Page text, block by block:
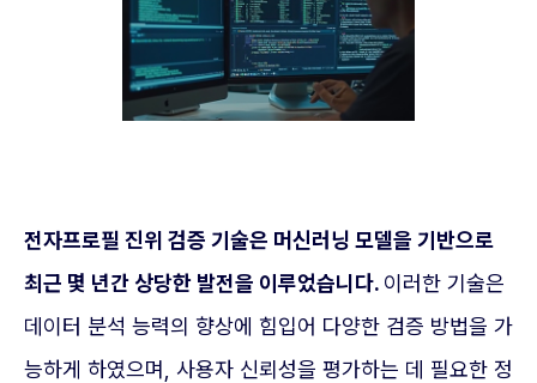
전자프로필 진위 검증 기술은 머신러닝 모델을 기반으로
최근 몇 년간 상당한 발전을 이루었습니다. 이러한 기술은
데이터 분석 능력의 향상에 힘입어 다양한 검증 방법을 가
능하게 하였으며, 사용자 신뢰성을 평가하는 데 필요한 정